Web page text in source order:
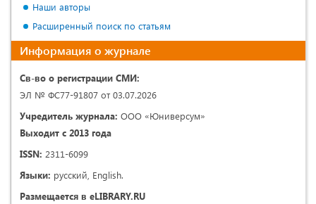
Наши авторы
Расширенный поиск по статьям
Информация о журнале
Св-во о регистрации СМИ:
ЭЛ № ФС77-91807 от 03.07.2026
Учредитель журнала: ООО «Юниверсум»
Выходит с 2013 года
ISSN: 2311-6099
Языки: русский, English.
Размещается в eLIBRARY.RU